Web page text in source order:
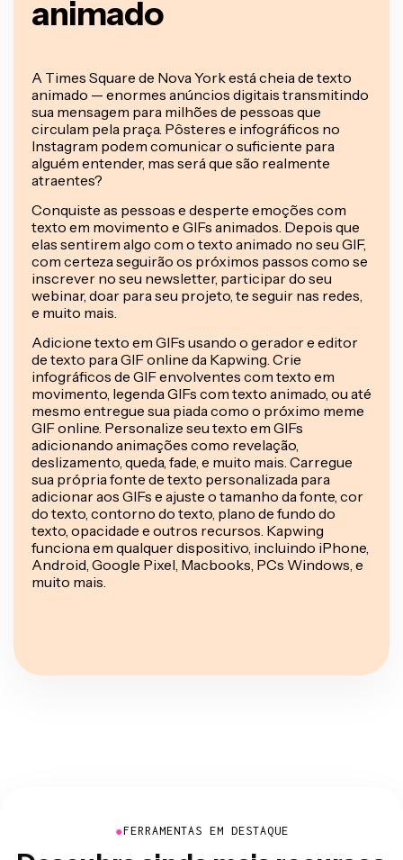
animado
A Times Square de Nova York está cheia de texto
animado — enormes anúncios digitais transmitindo
sua mensagem para milhões de pessoas que
circulam pela praça. Pôsteres e infográficos no
Instagram podem comunicar o suficiente para
alguém entender, mas será que são realmente
atraentes?
Conquiste as pessoas e desperte emoções com
texto em movimento e GIFs animados. Depois que
elas sentirem algo com o texto animado no seu GIF,
com certeza seguirão os próximos passos como se
inscrever no seu newsletter, participar do seu
webinar, doar para seu projeto, te seguir nas redes,
e muito mais.
Adicione texto em GIFs usando o gerador e editor
de texto para GIF online da Kapwing. Crie
infográficos de GIF envolventes com texto em
movimento, legenda GIFs com texto animado, ou até
mesmo entregue sua piada como o próximo meme
GIF online. Personalize seu texto em GIFs
adicionando animações como revelação,
deslizamento, queda, fade, e muito mais. Carregue
sua própria fonte de texto personalizada para
adicionar aos GIFs e ajuste o tamanho da fonte, cor
do texto, contorno do texto, plano de fundo do
texto, opacidade e outros recursos. Kapwing
funciona em qualquer dispositivo, incluindo iPhone,
Android, Google Pixel, Macbooks, PCs Windows, e
muito mais.
●FERRAMENTAS EM DESTAQUE